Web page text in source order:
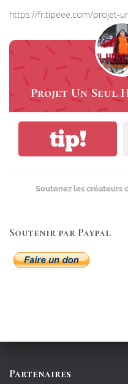
https://fr.tipeee.com/projet-
Projet Un Seul
tip!
Soutenez les créateurs
Soutenir par Paypal
Partenaires